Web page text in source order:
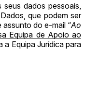
dados pessoais,
que podem ser
do e-mail “Ao
Equipa de Apoio ao
a Equipa Jurídica para